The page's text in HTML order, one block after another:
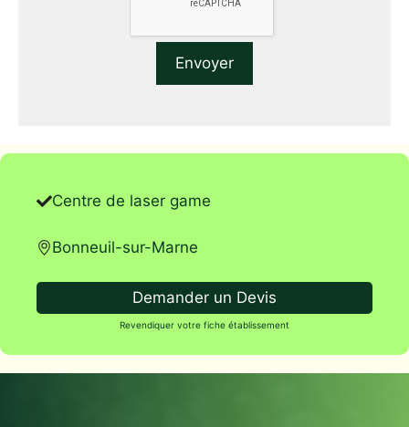
Centre de laser game
Bonneuil-sur-Marne
Demander un Devis
Revendiquer votre fiche établissement